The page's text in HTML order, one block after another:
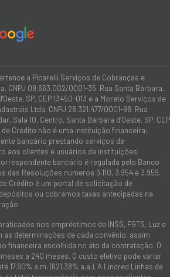
a Picarelli Serviços de Cobranças e
CNPJ 09.663.002/0001-35. Rua Santa Bárbara,
SP, CEP 13450-013 e a Moreto Serviços de
Ltda. CNPJ 28.321.477/0001-98. Rua
Sala 10, Centro, Santa Bárbara d’Oeste, SP, CEP
de Crédito não é uma instituição financeira:
bancário prestando serviços de
aos clientes e usuários de instituições
bancário é regulada pelo Banco
das Resoluções números 3.110, 3.954 e 3.959.
Crédito é um portal de solicitação de
ou cobramos taxas antecipadas na
nos empréstimos de INSS, FGTS, Luz e
as determinações de cada convênio, assim
financeira escolhida no ato da contratação. O
a 240 meses. O custo efetivo pode variar
17,90% a.m. (621,38% a.a.). A Lincred Linhas de